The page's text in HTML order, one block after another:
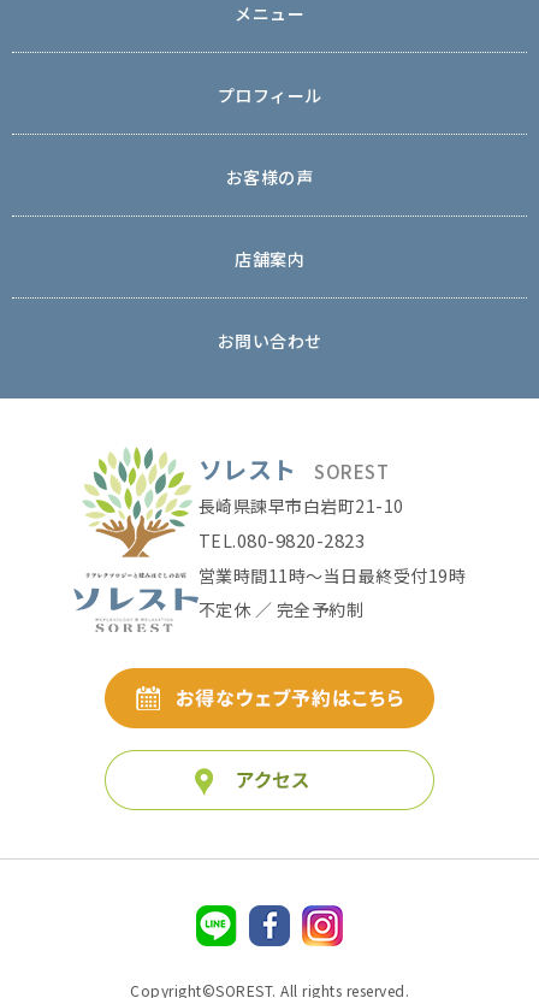
メニュー
プロフィール
お客様の声
店舗案内
お問い合わせ
ソレスト SOREST
長崎県諫早市白岩町21-10
TEL.080-9820-2823
営業時間11時〜当日最終受付19時
不定休 ／ 完全予約制
Copyright©SOREST. All rights reserved.